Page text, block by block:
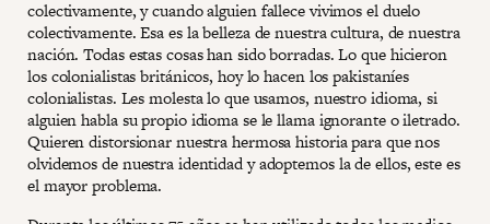
colectivamente, y cuando alguien fallece vivimos el duelo
colectivamente. Esa es la belleza de nuestra cultura, de nuestra
nación. Todas estas cosas han sido borradas. Lo que hicieron
los colonialistas británicos, hoy lo hacen los pakistaníes
colonialistas. Les molesta lo que usamos, nuestro idioma, si
alguien habla su propio idioma se le llama ignorante o iletrado.
Quieren distorsionar nuestra hermosa historia para que nos
olvidemos de nuestra identidad y adoptemos la de ellos, este es
el mayor problema.